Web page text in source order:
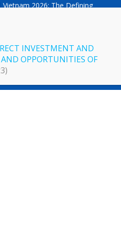
Vietnam 2026: The Defining
INVESTMENT AND
OPPORTUNITIES OF